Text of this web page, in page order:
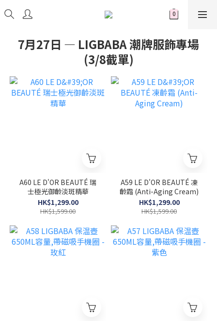
7月27日 — LIGBABA 潮牌服飾專場
(3/8截單)
A60 LE D'OR BEAUTÉ 瑞
士極光御齡淡斑精華
HK$1,299.00
HK$1,599.00
A59 LE D'OR BEAUTÉ 凍
齡霜 (Anti-Aging Cream)
HK$1,299.00
HK$1,599.00